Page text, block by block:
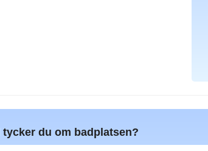
tycker du om badplatsen?